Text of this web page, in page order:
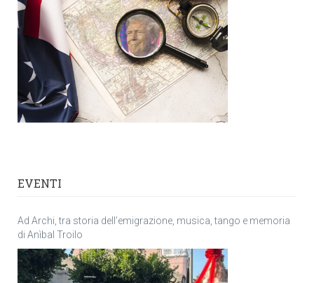
EVENTI
Ad Archi, tra storia dell’emigrazione, musica, tango e memoria
di Anìbal Troilo